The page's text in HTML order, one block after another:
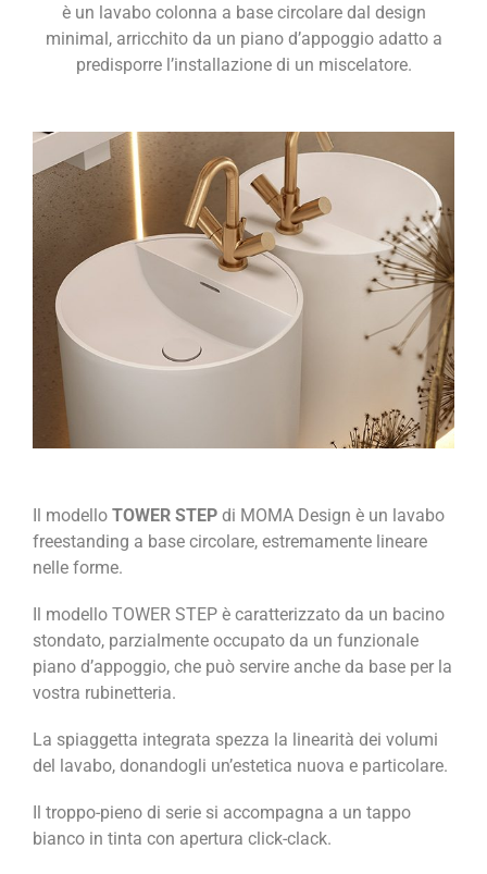
è un lavabo colonna a base circolare dal design
minimal, arricchito da un piano d’appoggio adatto a
predisporre l’installazione di un miscelatore.
Il modello TOWER STEP di MOMA Design è un lavabo
freestanding a base circolare, estremamente lineare
nelle forme.
Il modello TOWER STEP è caratterizzato da un bacino
stondato, parzialmente occupato da un funzionale
piano d’appoggio, che può servire anche da base per la
vostra rubinetteria.
La spiaggetta integrata spezza la linearità dei volumi
del lavabo, donandogli un’estetica nuova e particolare.
Il troppo-pieno di serie si accompagna a un tappo
bianco in tinta con apertura click-clack.